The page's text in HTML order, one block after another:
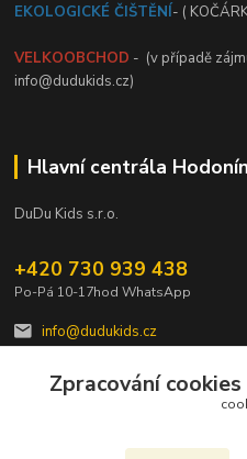
EKOLOGICKÉ ČIŠTĚNÍ- (
VELKOOBCHOD - (v případě
info@dudukids.cz)
Hlavní centrála
DuDu Kids s.r.o.
+420 730 939 438
Po-Pá 10-17hod WhatsApp
info@dudukids.cz
Zpracování cookies